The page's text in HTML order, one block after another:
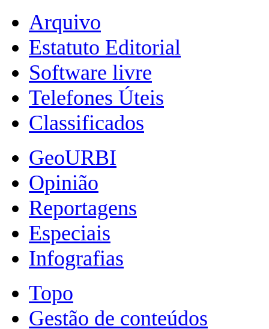
Arquivo
Estatuto Editorial
Software livre
Telefones Úteis
Classificados
GeoURBI
Opinião
Reportagens
Especiais
Infografias
Topo
Gestão de conteúdos